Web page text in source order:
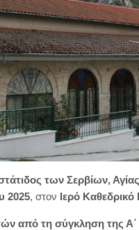
των Σερβίων,
2025, στον Ιερό
από τη σύγκληση της